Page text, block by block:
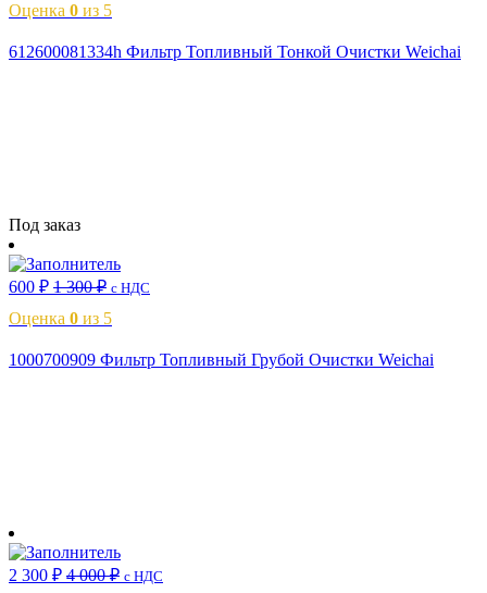
Оценка 0 из 5
612600081334h Фильтр Топливный Тонкой Очистки Weichai
Под заказ
600 ₽ 1 300₽ с НДС
Оценка 0 из 5
1000700909 Фильтр Топливный Грубой Очистки Weichai
2 300 ₽ 4 000₽ с НДС